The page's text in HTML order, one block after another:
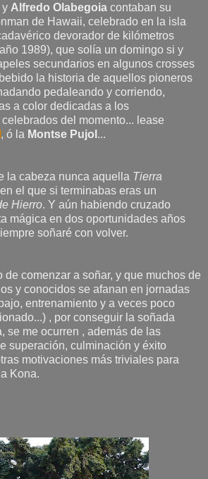
y Alfredo Olabegoia contaban su
de Hawaii, celebrado en la isla
devorador de kilómetros
1989), que solía un domingo si y
secundarios en algunos crosses
la historia de aquellos pioneros
pedaleando y corriendo,
a color dedicadas a los
del momento... lease
, ó la Montse Pujol ...
la cabeza nunca aquella Tierra
el que si terminabas eras un
Hierro. Y aún habiendo cruzado
mágica en dos oportunidades años
soñaré con volver.
de comenzar a soñar, y que muchos de
y conocidos se afanan en jornadas
entrenamiento y a veces poco
, por conseguir la soñada
se me ocurren , además de las
superación, culminación y éxito
motivaciones más triviales para
Kona.